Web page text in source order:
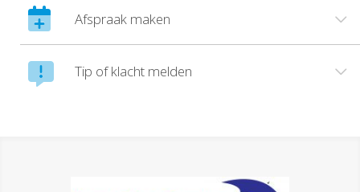
Afspraak maken
Tip of klacht melden